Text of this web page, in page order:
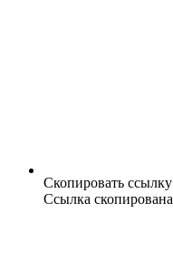
Скопировать ссылку
Ссылка скопирована